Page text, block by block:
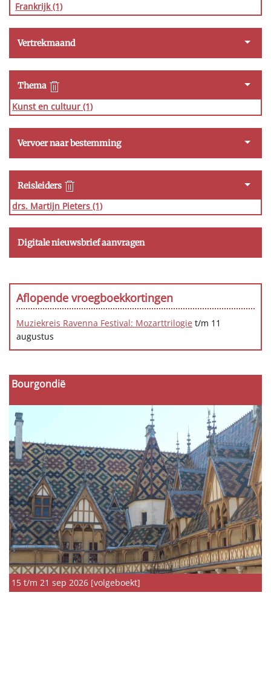
Bourgondië
15 t/m 21 sep 2026 [volgeboekt]
Frankrijk(1)
Vertrekmaand
Thema
Kunst en cultuur (1)
Vervoer naar bestemming
Reisleiders
drs. Martijn Pieters (1)
Digitale nieuwsbrief aanvragen
Aflopende vroegboekkortingen
Muziekreis Ravenna Festival: Mozarttrilogie t/m 11
augustus